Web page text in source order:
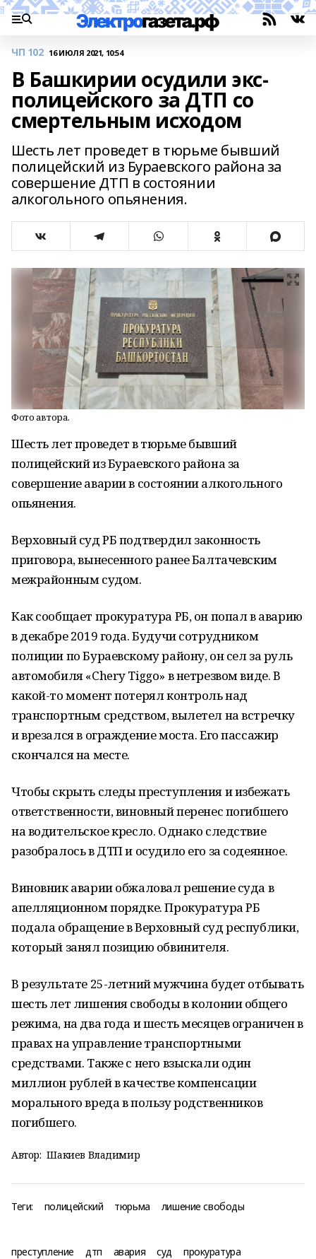
ЧП 102 16 ИЮЛЯ 2021, 10:54
В Башкирии осудили экс-
полицейского за ДТП со
смертельным исходом
Шесть лет проведет в тюрьме бывший
полицейский из Бураевского района за
совершение ДТП в состоянии
алкогольного опьянения.
Фото автора.
Шесть лет проведет в тюрьме бывший
полицейский из Бураевского района за
совершение аварии в состоянии алкогольного
опьянения.
Верховный суд РБ подтвердил законность
приговора, вынесенного ранее Балтачевским
межрайонным судом.
Как сообщает прокуратура РБ, он попал в аварию
в декабре 2019 года. Будучи сотрудником
полиции по Бураевскому району, он сел за руль
автомобиля «Chery Tiggo» в нетрезвом виде. В
какой-то момент потерял контроль над
транспортным средством, вылетел на встречку
и врезался в ограждение моста. Его пассажир
скончался на месте.
Чтобы скрыть следы преступления и избежать
ответственности, виновный перенес погибшего
на водительское кресло. Однако следствие
разобралось в ДТП и осудило его за содеянное.
Виновник аварии обжаловал решение суда в
апелляционном порядке. Прокуратура РБ
подала обращение в Верховный суд республики,
который занял позицию обвинителя.
В результате 25-летний мужчина будет отбывать
шесть лет лишения свободы в колонии общего
режима, на два года и шесть месяцев ограничен в
правах на управление транспортными
средствами. Также с него взыскали один
миллион рублей в качестве компенсации
морального вреда в пользу родственников
погибшего.
Автор: Шакиев Владимир
Теги: полицейский тюрьма лишение свободы
преступление дтп авария суд прокуратура